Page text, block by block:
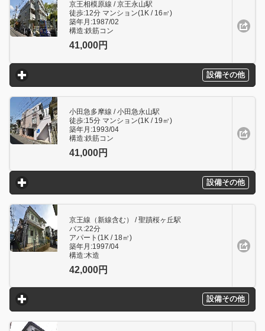
京王相模原線 / 京王永山駅
徒歩:12分 マンション(1K / 16㎥)
築年月:1987/02
構造:鉄筋コン
41,000円
設備その他
click to expand contents
小田急多摩線 / 小田急永山駅
徒歩:15分 マンション(1K / 19㎥)
築年月:1993/04
構造:鉄筋コン
41,000円
設備その他
click to expand contents
京王線（新線含む） / 聖蹟桜ヶ丘駅
バス:22分
アパート(1K / 18㎥)
築年月:1997/04
構造:木造
42,000円
設備その他
click to expand contents